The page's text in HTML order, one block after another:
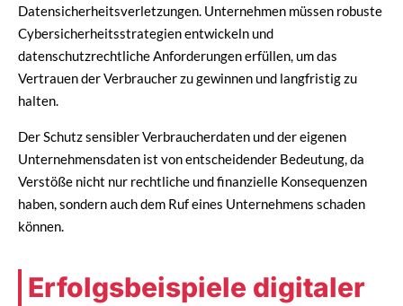
Datensicherheitsverletzungen. Unternehmen müssen robuste
Cybersicherheitsstrategien entwickeln und
datenschutzrechtliche Anforderungen erfüllen, um das
Vertrauen der Verbraucher zu gewinnen und langfristig zu
halten.
Der Schutz sensibler Verbraucherdaten und der eigenen
Unternehmensdaten ist von entscheidender Bedeutung, da
Verstöße nicht nur rechtliche und finanzielle Konsequenzen
haben, sondern auch dem Ruf eines Unternehmens schaden
können.
Erfolgsbeispiele digitaler